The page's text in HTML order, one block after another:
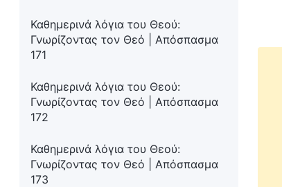
Καθημερινά λόγια του Θεού:
Γνωρίζοντας τον Θεό | Απόσπασμα
171
Καθημερινά λόγια του Θεού:
Γνωρίζοντας τον Θεό | Απόσπασμα
172
Καθημερινά λόγια του Θεού:
Γνωρίζοντας τον Θεό | Απόσπασμα
173